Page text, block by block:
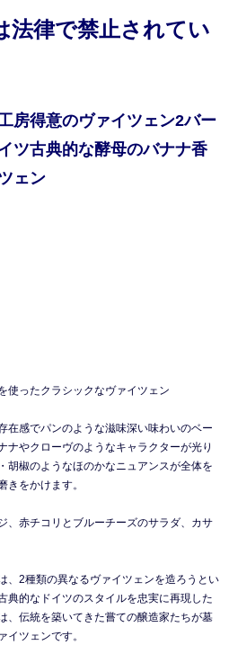
法律で禁止されてい
房得意のヴァイツェン2バー
ツ古典的な酵母のバナナ香
ェン
使ったクラシックなヴァイツェン
在感でパンのような滋味深い味わいのベー
ナやクローヴのようなキャラクターが光り
胡椒のようなほのかなニュアンスが全体を
きをかけます。
、赤チコリとブルーチーズのサラダ、カサ
、2種類の異なるヴァイツェンを造ろうとい
典的なドイツのスタイルを忠実に再現した
、伝統を築いてきた嘗ての醸造家たちが墓
イツェンです。